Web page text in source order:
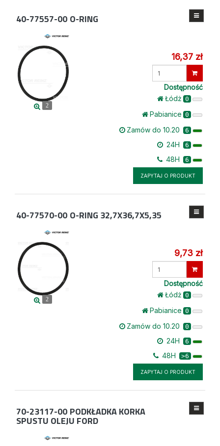
40-77557-00 O-RING
2
16,37 zł
Dostępność
Łódż 0
Pabianice 0
Zamów do 10.20 6
24H 6
48H 6
ZAPYTAJ O PRODUKT
40-77570-00 O-RING 32,7X36,7X5,35
2
9,73 zł
Dostępność
Łódż 0
Pabianice 0
Zamów do 10.20 0
24H 6
48H >6
ZAPYTAJ O PRODUKT
70-23117-00 PODKŁADKA KORKA
SPUSTU OLEJU FORD